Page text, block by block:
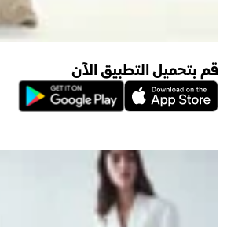
قم بتحميل التطبيق الآن